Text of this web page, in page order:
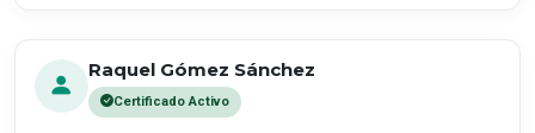
Raquel Gómez Sánchez
Certificado Activo